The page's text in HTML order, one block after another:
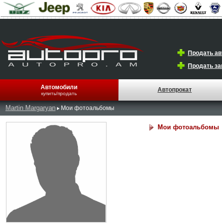
Продать
Продать
Автомобили
купить/продать
Автопрокат
Martin Margaryan Мои фотоальбомы
Мои фотоальбомы